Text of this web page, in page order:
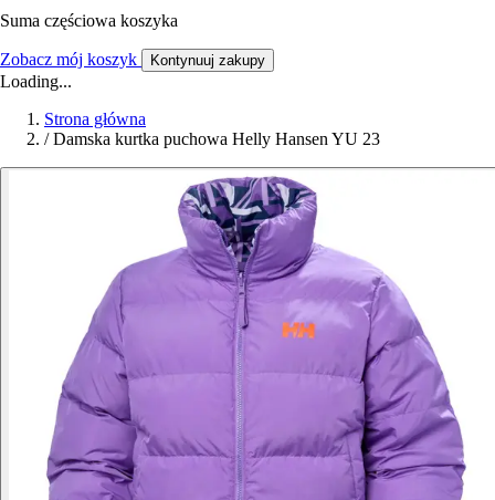
Suma częściowa koszyka
Zobacz mój koszyk Kontynuuj zakupy
Loading...
Strona główna
/ Damska kurtka puchowa Helly Hansen YU 23